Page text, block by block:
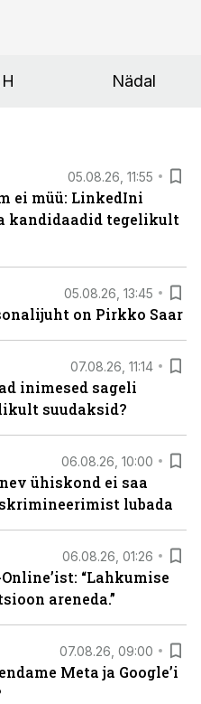
Nädal
05.08.26, 11:55
ei müü: LinkedIni
kandidaadid tegelikult
05.08.26, 13:45
on Pirkko Saar
07.08.26, 11:14
inimesed sageli
suudaksid?
06.08.26, 10:00
ühiskond ei saa
lubada
06.08.26, 01:26
“Lahkumise
areneda.”
07.08.26, 09:00
Meta ja Google’i